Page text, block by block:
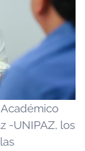
-UNIPAZ, los